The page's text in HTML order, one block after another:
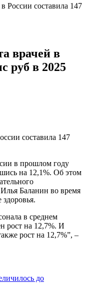
России составила 147
врачей в
руб в 2025
в прошлом году
на 12,1%. Об этом
Баланин во время
в среднем
рост на 12,7%. И
рост на 12,7%”, –
до